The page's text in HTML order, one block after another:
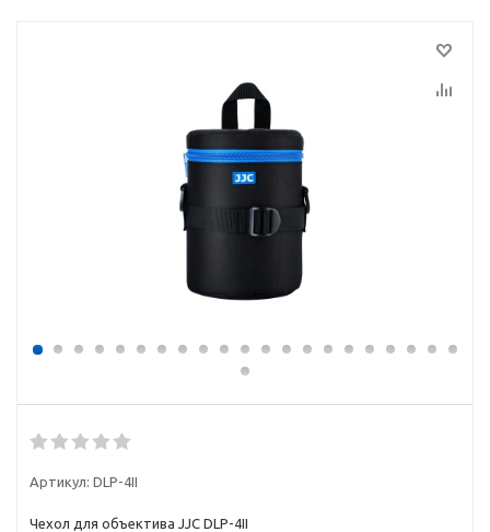
Артикул: DLP-4II
Чехол для объектива JJC DLP-4II